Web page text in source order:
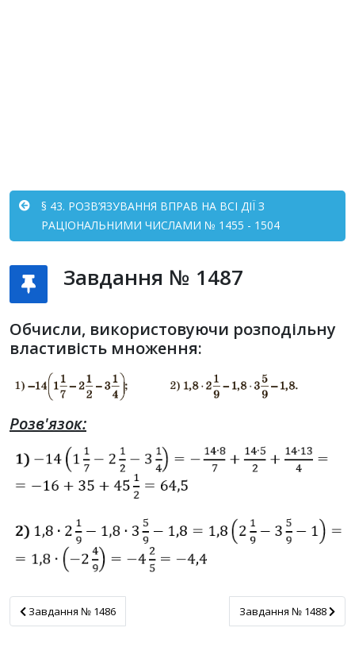
§ 43. РОЗВ’ЯЗУВАННЯ ВПРАВ НА ВСІ ДІЇ З
РАЦІОНАЛЬНИМИ ЧИСЛАМИ № 1455 - 1504
Завдання № 1487
Обчисли, використовуючи розподільну
властивість множення:
Розв'язок:
Завдання № 1486
Завдання № 1486 Завдання № 1488
Завдання № 1488